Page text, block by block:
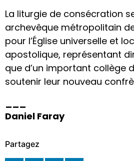
La liturgie de consécration
archevêque métropolitain
pour l’Église universelle et
apostolique, représentant
que d’un important collège
soutenir leur nouveau
Daniel Faray
Partagez